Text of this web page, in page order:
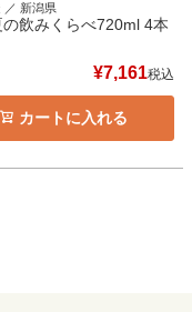
／ 新潟県
の飲みくらべ720ml 4本
¥7,161税込
カートに入れる